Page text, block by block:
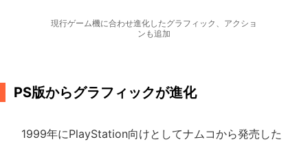
現行ゲーム機に合わせ進化したグラフィック、アクショ
ンも追加
PS版からグラフィックが進化
1999年にPlayStation向けとしてナムコから発売した